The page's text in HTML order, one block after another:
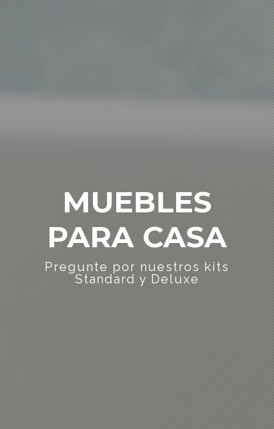
MUEBLES
PARA CASA
Pregunte por nuestros kits
Standard y Deluxe